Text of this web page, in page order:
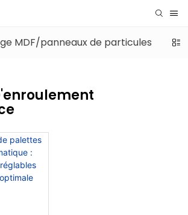
MDF/panneaux de particules